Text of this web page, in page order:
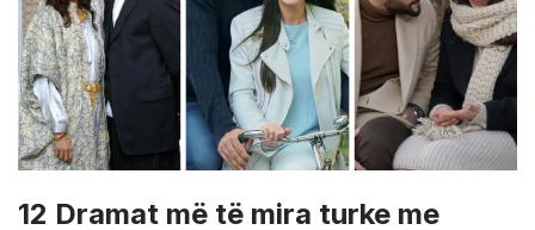
12 Dramat më të mira turke me